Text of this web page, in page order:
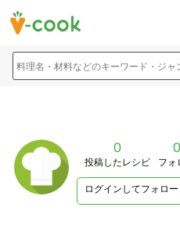
料理名・材料などのキーワード・ジャ
0
投稿したレシピ
0
フォ
ログインしてフォロー